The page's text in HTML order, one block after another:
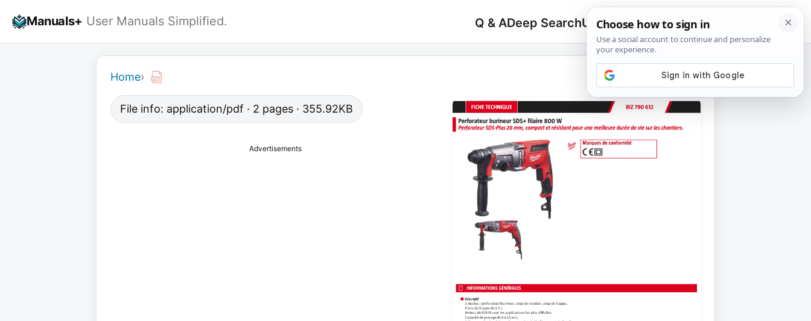
Manuals+ User Manuals Simplified. Q & ADeep SearchUpload
Search
for:
🔍
Home›
File info: application/pdf · 2 pages · 355.92KB
Advertisements